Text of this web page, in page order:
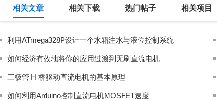
相关文章 相关下载 热门帖子 相关项目
利用ATmega328P设计一个水箱注水与液位控制系统
如何经济有效地将你的应用过渡到无刷直流电机
三极管 H 桥驱动直流电机的基本原理
如何利用Arduino控制直流电机MOSFET速度